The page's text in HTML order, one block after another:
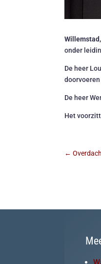
onder
De heer
De heer
Het
←